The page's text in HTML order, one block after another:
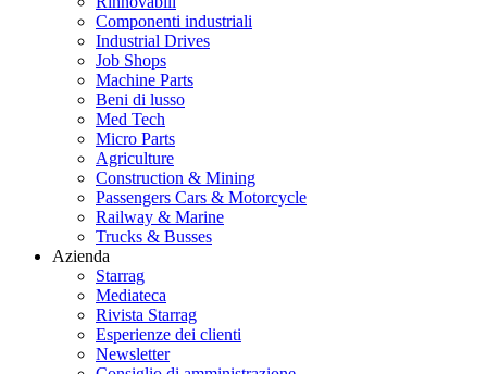
Componenti industriali
Industrial Drives
Job Shops
Machine Parts
Beni di lusso
Med Tech
Micro Parts
Agriculture
Construction & Mining
Passengers Cars & Motorcycle
Railway & Marine
Trucks & Busses
Azienda
Starrag
Mediateca
Rivista Starrag
Esperienze dei clienti
Newsletter